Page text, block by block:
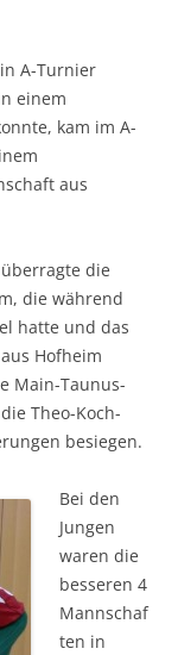
A-Turnier
einem
kam im A-
aus
die
die während
hatte und das
Hofheim
Main-Taunus-
Theo-Koch-
besiegen.
Bei den
Jungen
waren die
besseren 4
Mannschaf
ten in